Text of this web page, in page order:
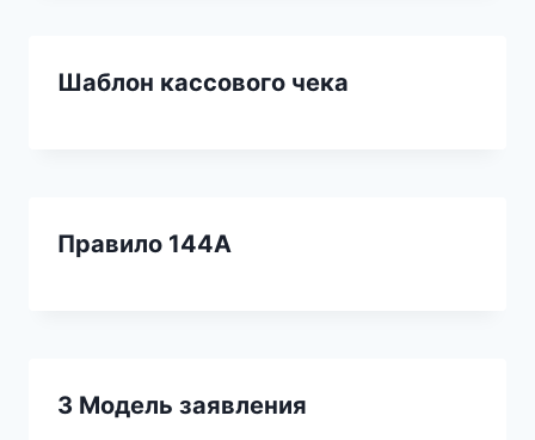
Шаблон кассового чека
Правило 144А
3 Модель заявления